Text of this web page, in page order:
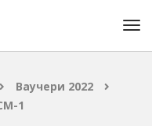
Ваучери 2022
1